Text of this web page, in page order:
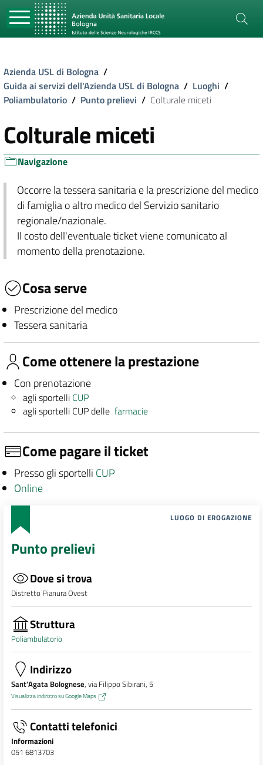
Azienda USL di Bologna /
Guida ai servizi dell'Azienda USL di Bologna / Luoghi /
Poliambulatorio / Punto prelievi / Colturale miceti
Colturale miceti
Navigazione
Occorre la tessera sanitaria e la prescrizione del medico
di famiglia o altro medico del Servizio sanitario
regionale/nazionale.
Il costo dell'eventuale ticket viene comunicato al
momento della prenotazione.
Cosa serve
Prescrizione del medico
Tessera sanitaria
Come ottenere la prestazione
Con prenotazione
agli sportelli CUP
agli sportelli CUP dellefarmacie
Come pagare il ticket
Presso gli sportelli CUP
Online
LUOGO DI EROGAZIONE
Punto prelievi
Dove si trova
Distretto Pianura Ovest
Struttura
Poliambulatorio
Indirizzo
Sant'Agata Bolognese, via Filippo Sibirani, 5
Visualizza indirizzo su Google Maps
Contatti telefonici
Informazioni
051 6813703